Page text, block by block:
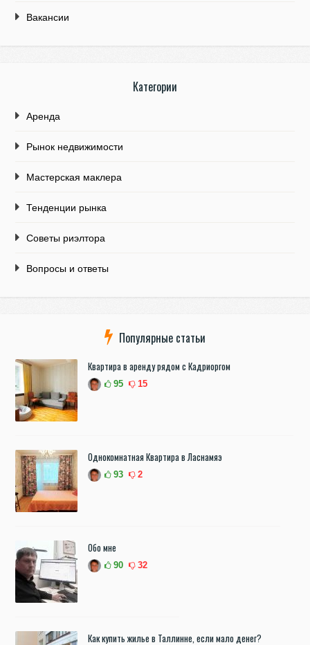
Вакансии
Категории
Аренда
Рынок недвижимости
Мастерская маклера
Тенденции рынка
Советы риэлтора
Вопросы и ответы
Популярные статьи
Квартира в аренду рядом с Кадриоргом
95 15
Однокомнатная Квартира в Ласнамяэ
93 2
Обо мне
90 32
Как купить жилье в Таллинне, если мало денег?